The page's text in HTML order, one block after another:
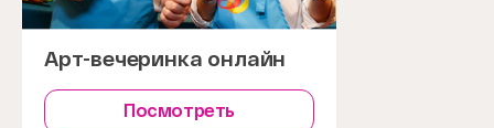
Арт-вечеринка онлайн
Посмотреть